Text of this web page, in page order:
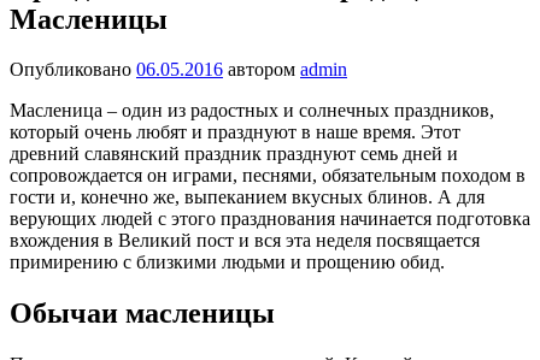
Масленицы
Опубликовано 06.05.2016 автором admin
Масленица – один из радостных и солнечных праздников,
который очень любят и празднуют в наше время. Этот
древний славянский праздник празднуют семь дней и
сопровождается он играми, песнями, обязательным походом в
гости и, конечно же, выпеканием вкусных блинов. А для
верующих людей с этого празднования начинается подготовка
вхождения в Великий пост и вся эта неделя посвящается
примирению с близкими людьми и прощению обид.
Обычаи масленицы